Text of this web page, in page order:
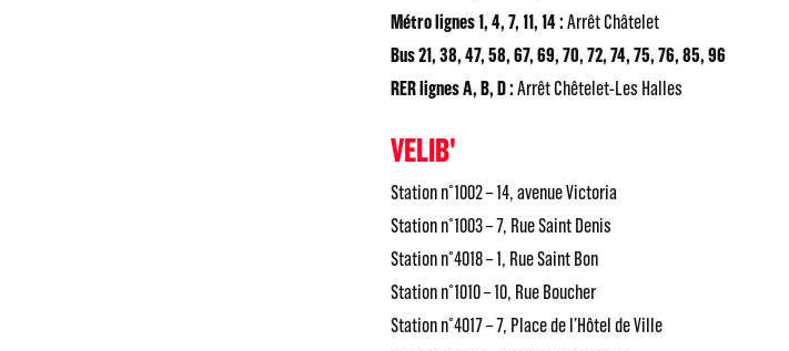
Métro lignes 1, 4, 7, 11, 14 :Arrêt Châtelet
Bus 21, 38, 47, 58, 67, 69, 70, 72, 74, 75, 76, 85, 96
RER lignes A, B, D :Arrêt Chêtelet-Les Halles
VELIB'
Station n°1002 – 14, avenue Victoria
Station n°1003 – 7, Rue Saint Denis
Station n°4018 – 1, Rue Saint Bon
Station n°1010 – 10, Rue Boucher
Station n°4017 – 7, Place de l’Hôtel de Ville